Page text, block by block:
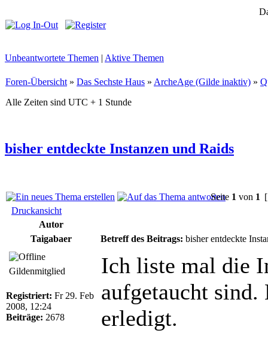
Unbeantwortete Themen | Aktive Themen
Foren-Übersicht » Das Sechste Haus » ArcheAge (Gilde inaktiv) »
Alle Zeiten sind UTC + 1 Stunde
bisher entdeckte Instanzen und Raids
Seite 1 von 1
Druckansicht
Autor
Taigabaer
Betreff des Beitrags: bisher entdeckte
Gildenmitglied
Registriert: Fr 29. Feb
2008, 12:24
Beiträge: 2678
Ich liste mal die
aufgetaucht
erledigt.